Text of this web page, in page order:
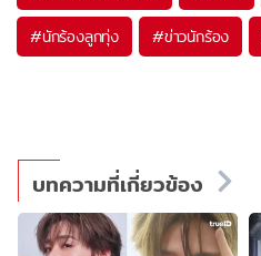
#นักร้องลูกทุ่ง #ข่าวนักร้อง
บทความที่เกี่ยวข้อง